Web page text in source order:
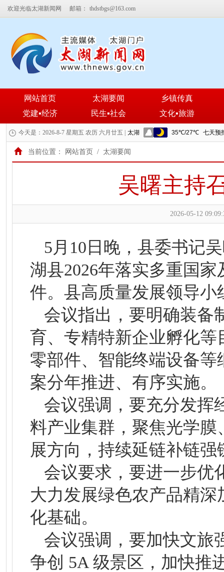
欢迎光临太湖新闻网 邮箱： thdstbgs@163.com
网站首页 太湖要闻
乡镇传真
党建▪经济
民生▪社会 文化▪旅游
今天是：2026-8-7 星期五 农历 六月廿五 |
当前位置： 网站首页 / 太湖要闻
吴曙主持
2026-05-12
5月10日晚，县委书记
湖县2026年落实多重国
件。县高质量发展领导小
会议指出，要明确装备
育、专精特新企业孵化
零部件、智能终端设备
案分年推进、有序实施。
会议强调，要充分发挥
料产业集群，聚焦光学
展方向，持续延链补链
会议要求，要进一步优
大力发展绿色农产品精
化基础。
会议强调，要加快文旅
争创 5A 级景区，加快推